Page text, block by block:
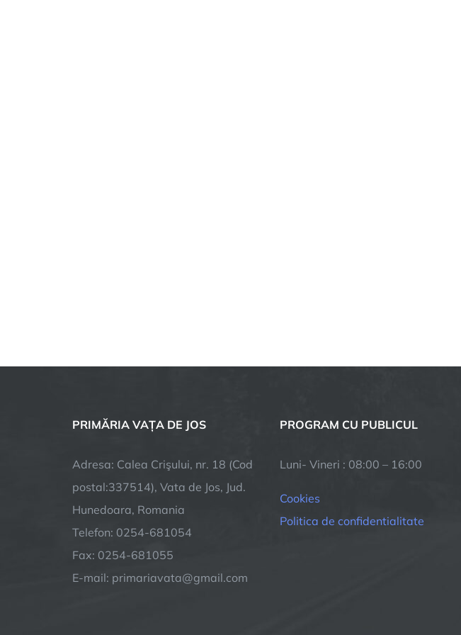
PRIMĂRIA VAȚA DE JOS
Adresa: Calea Crişului, nr. 18 (Cod
postal:337514), Vata de Jos, Jud.
Hunedoara, Romania
Telefon: 0254-681054
Fax: 0254-681055
E-mail: primariavata@gmail.com
PROGRAM CU PUBLICUL
Luni- Vineri : 08:00 – 16:00
Cookies
Politica de confidentialitate